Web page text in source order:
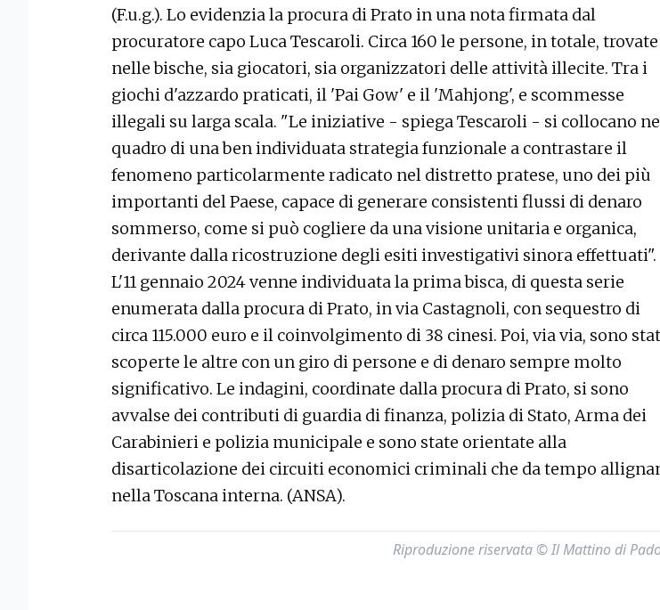
(F.u.g.). Lo evidenzia la procura di Prato in una nota firmata dal
procuratore capo Luca Tescaroli. Circa 160 le persone, in totale, trovate
nelle bische, sia giocatori, sia organizzatori delle attività illecite. Tra i
giochi d'azzardo praticati, il 'Pai Gow' e il 'Mahjong', e scommesse
illegali su larga scala. "Le iniziative - spiega Tescaroli - si collocano
quadro di una ben individuata strategia funzionale a contrastare il
fenomeno particolarmente radicato nel distretto pratese, uno dei più
importanti del Paese, capace di generare consistenti flussi di denaro
sommerso, come si può cogliere da una visione unitaria e organica,
derivante dalla ricostruzione degli esiti investigativi sinora effettuati".
L'11 gennaio 2024 venne individuata la prima bisca, di questa serie
enumerata dalla procura di Prato, in via Castagnoli, con sequestro di
circa 115.000 euro e il coinvolgimento di 38 cinesi. Poi, via via, sono
scoperte le altre con un giro di persone e di denaro sempre molto
significativo. Le indagini, coordinate dalla procura di Prato, si sono
avvalse dei contributi di guardia di finanza, polizia di Stato, Arma dei
Carabinieri e polizia municipale e sono state orientate alla
disarticolazione dei circuiti economici criminali che da tempo
nella Toscana interna. (ANSA).
Riproduzione riservata © Il Mattino di